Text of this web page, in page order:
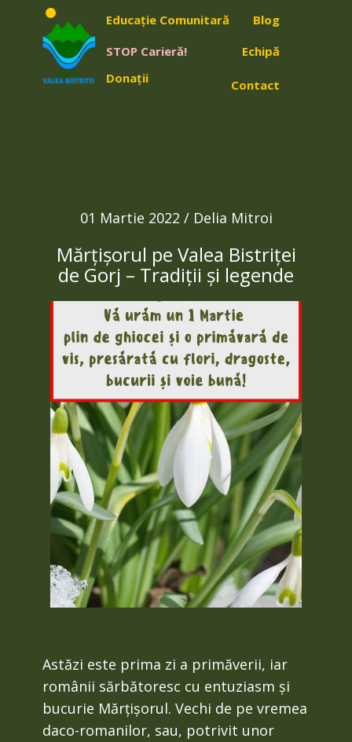
STOP Carieră!
Educație Comunitară Blog
Donații
Echipă
Contact
01 Martie 2022 / Delia Mitroi
Mărțișorul pe Valea Bistriței
de Gorj – Tradiții și legende
Astăzi este prima zi a primăverii, iar
românii sărbătoresc cu entuziasm și
bucurie Mărțișorul. Vechi de pe vremea
daco-romanilor, sau, potrivit unor